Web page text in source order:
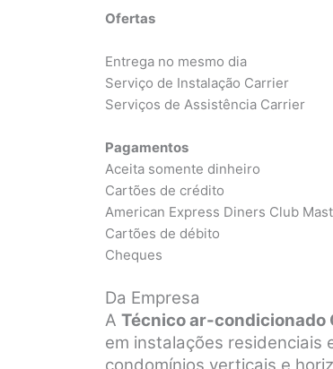
Ofertas
Entrega no mesmo dia
Serviço de Instalação Carrier
Serviços de Assistência Carrier
Pagamentos
Aceita somente dinheiro
Cartões de crédito
American Express Diners Club
Cartões de débito
Cheques
Da Empresa
A Técnico ar-condicionado
em instalações residenciais
condomínios verticais e